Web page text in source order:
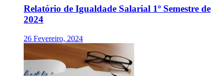
Relatório de Igualdade Salarial 1º Semestre de
2024
26 Fevereiro, 2024